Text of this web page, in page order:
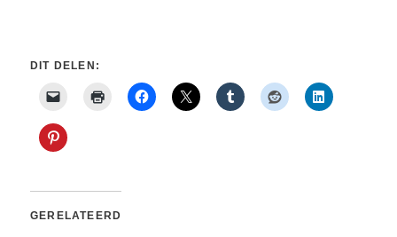
DIT DELEN:
GERELATEERD